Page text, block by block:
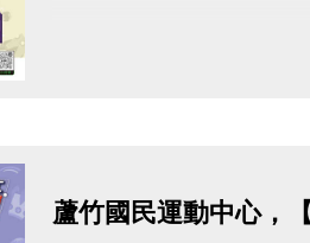
蘆竹國民運動中心，